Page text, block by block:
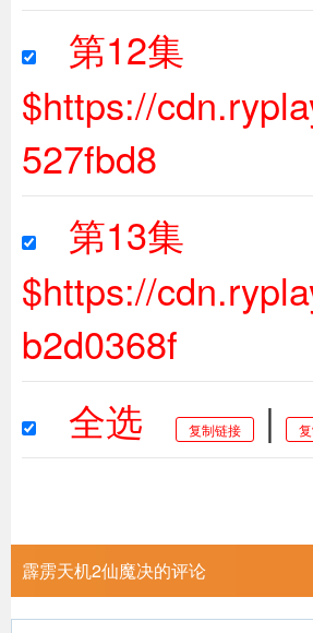
第12集
$https://
527fbd8
第13集
$https://
b2d0368f
全选
复制链接 |
霹雳天机2仙魔决的评论